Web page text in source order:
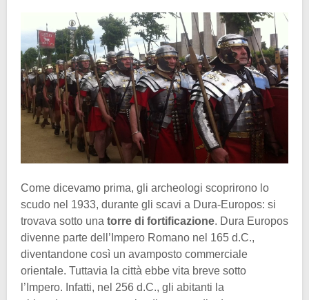
Come dicevamo prima, gli archeologi scoprirono lo
scudo nel 1933, durante gli scavi a Dura-Europos: si
trovava sotto una torre di fortificazione. Dura Europos
divenne parte dell’Impero Romano nel 165 d.C.,
diventandone così un avamposto commerciale
orientale. Tuttavia la città ebbe vita breve sotto
l’Impero. Infatti, nel 256 d.C., gli abitanti la